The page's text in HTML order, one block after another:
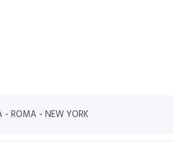
22 Maggio BOLOGNA - ROMA - NEW YORK